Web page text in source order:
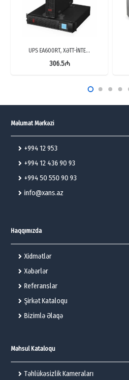
UPS EA600RT, XƏTT-İNTE…
306.5₼
Məlumat Mərkəzi
+994 12 953
+994 12 436 90 93
+994 50 550 90 93
info@xans.az
Haqqımızda
Xidmətlər
Xəbərlər
Referanslar
Şirkət Kataloqu
Bizimlə Əlaqə
Məhsul Kataloqu
Təhlükəsizlik Kameraları